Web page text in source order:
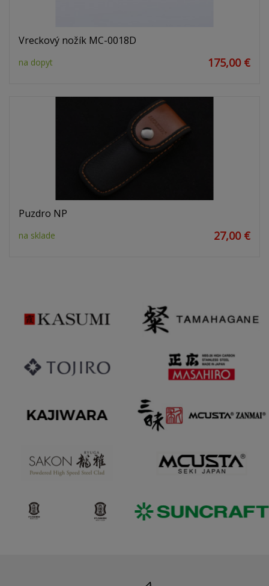
Vreckový nožík MC-0018D
na dopyt 175,00 €
Puzdro NP
na sklade 27,00 €